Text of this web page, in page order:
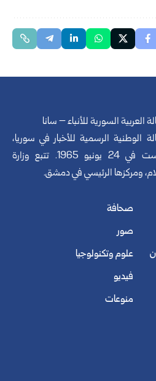
العربية السورية للأنباء – سانا
الوطنية الرسمية للأخبار في سوريا،
تأسست في 24 يونيو 1965. تتبع وزارة
ومركزها الرئيسي في دمشق.
صحافة
صور
علوم وتكنولوجيا
فيديو
منوعات